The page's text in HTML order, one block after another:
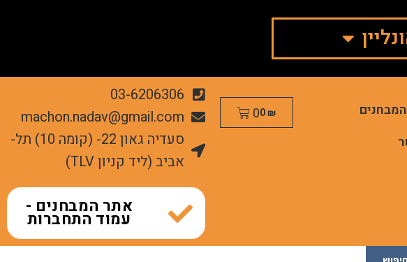
0₪
0
03-6206306
machon.nadav@gmail.com
סעדיה גאון 22- (קומה 10) תל-
אביב (ליד קניון TLV)
אתר המבחנים -
עמוד התחברות